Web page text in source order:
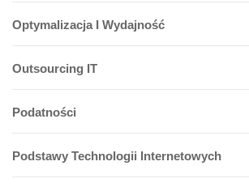
Optymalizacja I Wydajność
Outsourcing IT
Podatności
Podstawy Technologii Internetowych